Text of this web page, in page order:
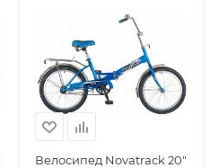
Велосипед Novatrack 20"